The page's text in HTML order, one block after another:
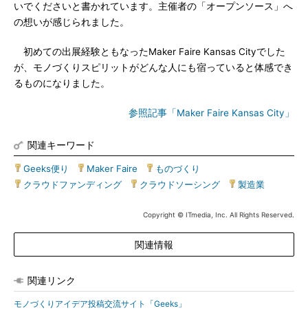
いでくださいと書かれています。主催者の「オープンソース」へ
の想いが感じられました。
初めての出展経験ともなったMaker Faire Kansas Cityでした
が、モノづくりスピリットがどんな人にも宿っていると体感でき
るものになりました。
参照記事「Maker Faire Kansas City」
関連キーワード
Geeks便り Maker Faire ものづくり
クラウドファンディング
クラウドソーシング 製造業
Copyright © ITmedia, Inc. All Rights Reserved.
関連情報
関連リンク
モノづくりアイデア投稿交流サイト「Geeks」